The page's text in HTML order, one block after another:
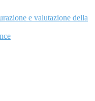
e valutazione della